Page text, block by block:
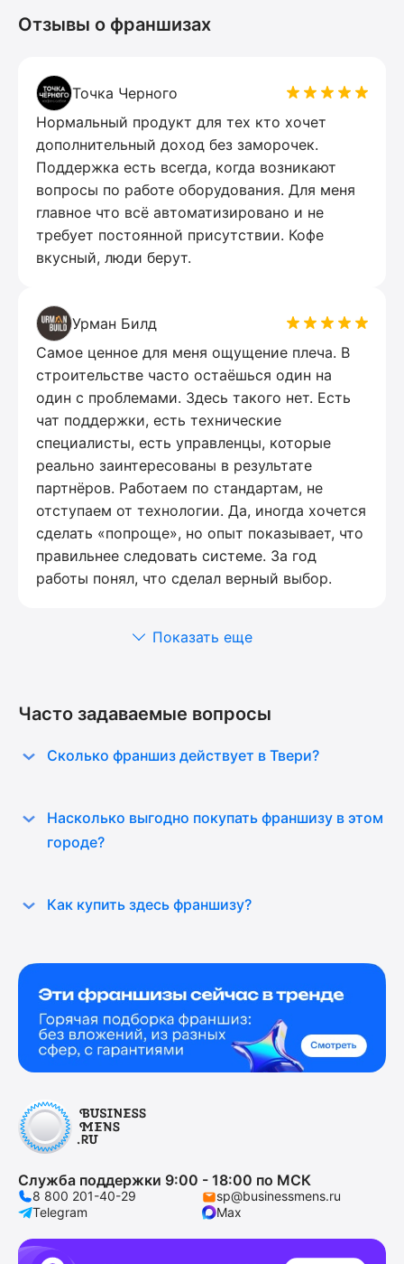
Отзывы о франшизах
Точка Черного
Нормальный продукт для тех кто хочет
дополнительный доход без заморочек.
Поддержка есть всегда, когда возникают
вопросы по работе оборудования. Для меня
главное что всё автоматизировано и не
требует постоянной присутствии. Кофе
вкусный, люди берут.
Урман Билд
Самое ценное для меня ощущение плеча. В
строительстве часто остаёшься один на
один с проблемами. Здесь такого нет. Есть
чат поддержки, есть технические
специалисты, есть управленцы, которые
реально заинтересованы в результате
партнёров. Работаем по стандартам, не
отступаем от технологии. Да, иногда хочется
сделать «попроще», но опыт показывает, что
правильнее следовать системе. За год
работы понял, что сделал верный выбор.
Показать еще
Часто задаваемые вопросы
Сколько франшиз действует в Твери?
Насколько выгодно покупать франшизу в этом
городе?
Как купить здесь франшизу?
Служба поддержки 9:00 - 18:00 по МСК
8 800 201-40-29
sp@businessmens.ru
Telegram
Max